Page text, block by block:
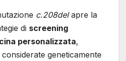
c.208delapre la
di screening
personalizzata,
geneticamente